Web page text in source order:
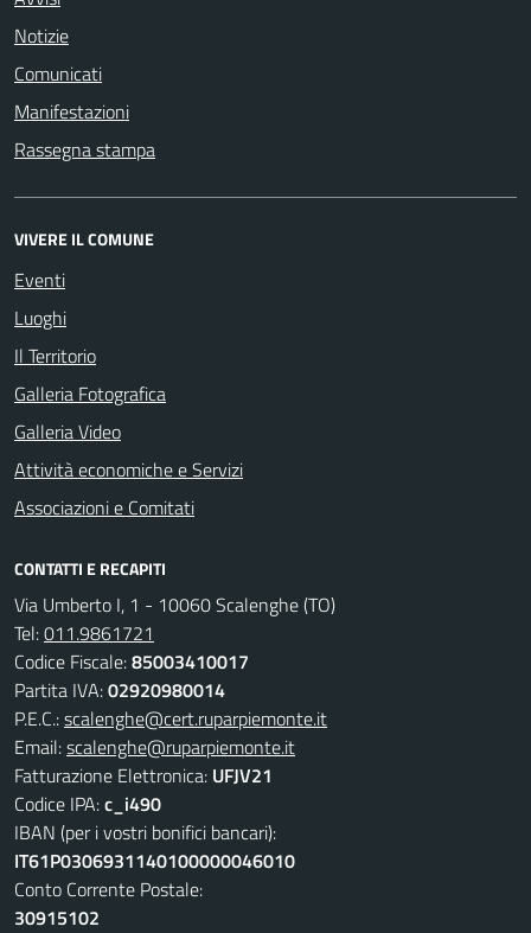
Notizie
Comunicati
Manifestazioni
Rassegna stampa
VIVERE IL COMUNE
Eventi
Luoghi
Il Territorio
Galleria Fotografica
Galleria Video
Attività economiche e Servizi
Associazioni e Comitati
CONTATTI E RECAPITI
Via Umberto I, 1 - 10060 Scalenghe (TO)
Tel:011.9861721
Codice Fiscale:85003410017
Partita IVA:02920980014
P.E.C.:scalenghe@cert.ruparpiemonte.it
Email:scalenghe@ruparpiemonte.it
Fatturazione Elettronica: UFJV21
Codice IPA:c_i490
IBAN (per i vostri bonifici bancari):
IT61P0306931140100000046010
Conto Corrente Postale:
30915102